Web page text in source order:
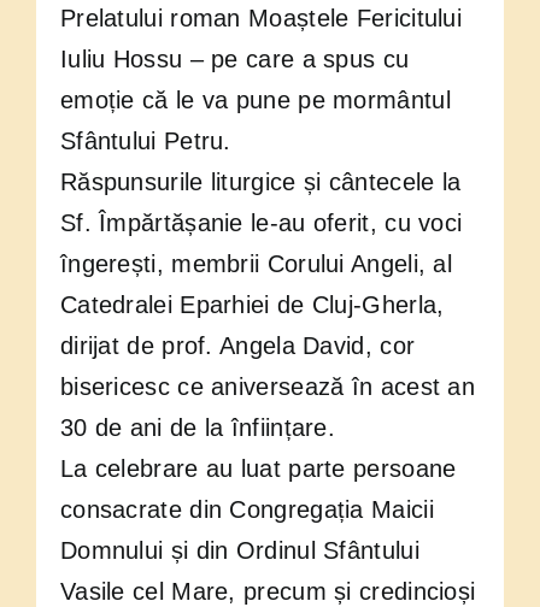
Prelatului roman Moaștele Fericitului
Iuliu Hossu – pe care a spus cu
emoție că le va pune pe mormântul
Sfântului Petru.
Răspunsurile liturgice și cântecele la
Sf. Împărtășanie le-au oferit, cu voci
îngerești, membrii Corului Angeli, al
Catedralei Eparhiei de Cluj-Gherla,
dirijat de prof. Angela David, cor
bisericesc ce aniversează în acest an
30 de ani de la înființare.
La celebrare au luat parte persoane
consacrate din Congregația Maicii
Domnului și din Ordinul Sfântului
Vasile cel Mare, precum și credincioși